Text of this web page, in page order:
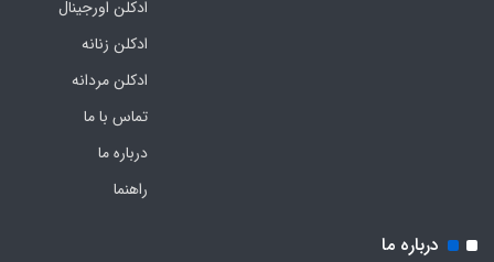
ادکلن اورجینال
ادکلن زنانه
ادکلن مردانه
تماس با ما
درباره ما
راهنما
درباره ما